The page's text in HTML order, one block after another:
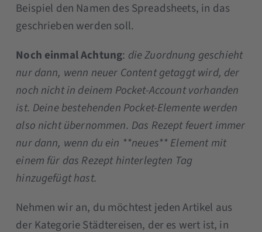
Beispiel den Namen des Spreadsheets, in das
geschrieben werden soll.
Noch einmal Achtung: die Zuordnung geschieht
nur dann, wenn neuer Content getaggt wird, der
noch nicht in deinem Pocket-Account vorhanden
ist. Deine bestehenden Pocket-Elemente werden
also nicht übernommen. Das Rezept feuert immer
nur dann, wenn du ein **neues** Element mit
einem für das Rezept hinterlegten Tag
hinzugefügt hast.
Nehmen wir an, du möchtest jeden Artikel aus
der Kategorie Städtereisen, der es wert ist, in